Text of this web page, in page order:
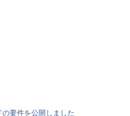
の要件を公開しました